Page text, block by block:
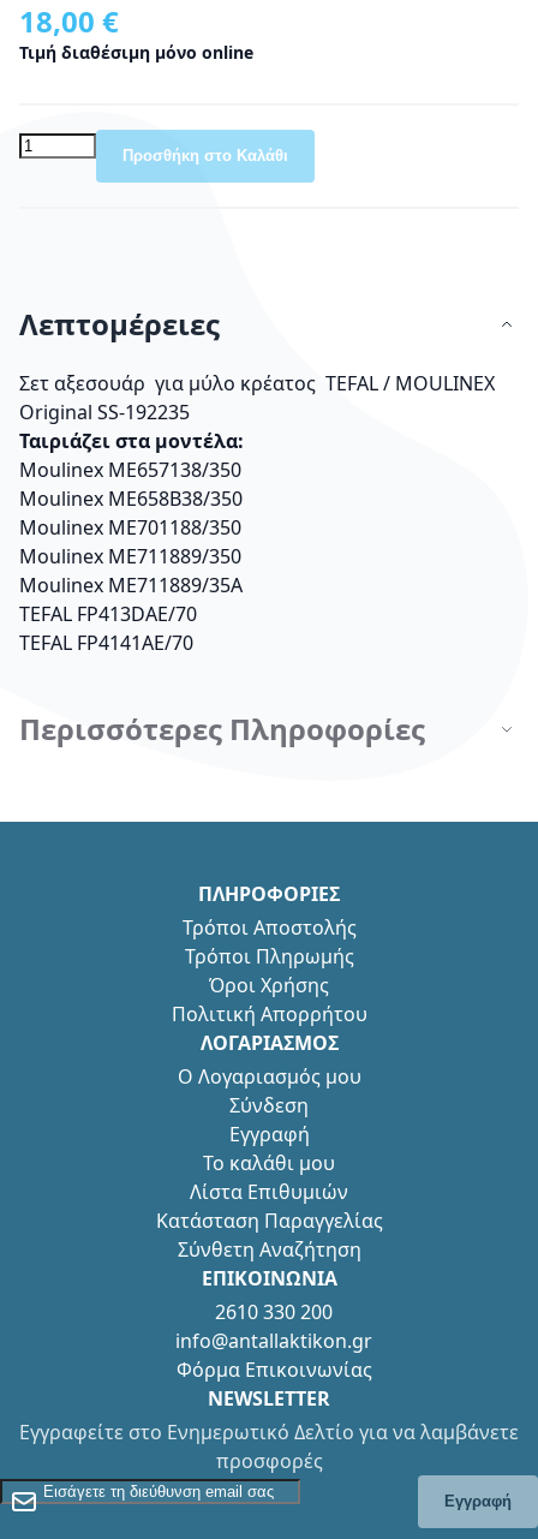
18,00 €
Τιμή διαθέσιμη μόνο online
Προσθήκη στο Καλάθι
Λεπτομέρειες
Σετ αξεσουάρ για μύλο κρέατος TEFAL / MOULINEX
Original SS-192235
Ταιριάζει στα μοντέλα:
Μoulinex ME657138/350
Μoulinex ME658B38/350
Μoulinex ME701188/350
Μoulinex ME711889/350
Μoulinex ME711889/35A
TEFAL FP413DAE/70
TEFAL FP4141AE/70
Περισσότερες Πληροφορίες
ΠΛΗΡΟΦΟΡΙΕΣ
Τρόποι Αποστολής
Τρόποι Πληρωμής
Όροι Χρήσης
Πολιτική Απορρήτου
ΛΟΓΑΡΙΑΣΜΟΣ
Ο Λογαριασμός μου
Σύνδεση
Εγγραφή
Το καλάθι μου
Λίστα Επιθυμιών
Κατάσταση Παραγγελίας
Σύνθετη Αναζήτηση
ΕΠΙΚΟΙΝΩΝΙΑ
2610 330 200
info@antallaktikon.gr
Φόρμα Επικοινωνίας
NEWSLETTER
Εγγραφείτε στο Ενημερωτικό Δελτίο για να λαμβάνετε
προσφορές
Εγγραφείτε στο Newsletter
Εγγραφή